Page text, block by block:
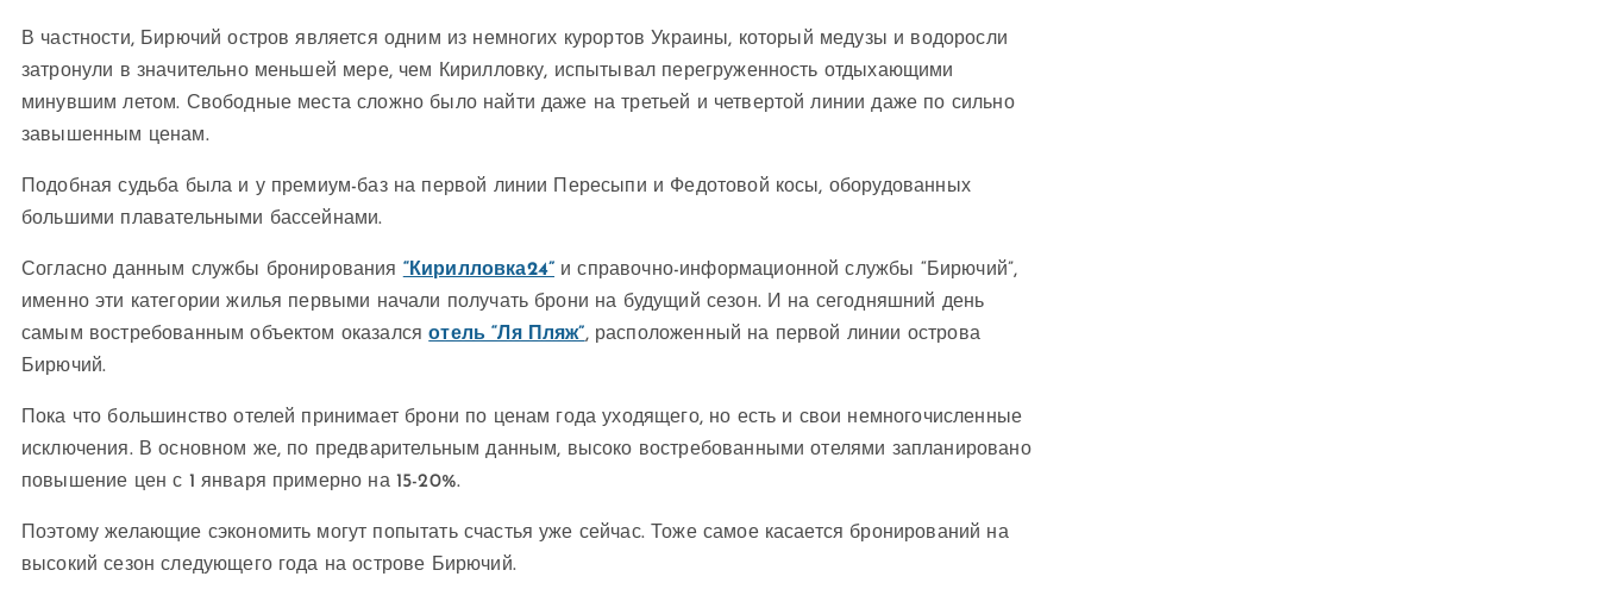
В частности, Бирючий остров является одним из немногих курортов Украины, который медузы и водоросли
затронули в значительно меньшей мере, чем Кирилловку, испытывал перегруженность отдыхающими
минувшим летом. Свободные места сложно было найти даже на третьей и четвертой линии даже по сильно
завышенным ценам.
Подобная судьба была и у премиум-баз на первой линии Пересыпи и Федотовой косы, оборудованных
большими плавательными бассейнами.
Согласно данным службы бронирования “Кирилловка24” и справочно-информационной службы “Бирючий”,
именно эти категории жилья первыми начали получать брони на будущий сезон. И на сегодняшний день
самым востребованным объектом оказалсяотель “Ля Пляж”, расположенный на первой линии острова
Бирючий.
Пока что большинство отелей принимает брони по ценам года уходящего, но есть и свои немногочисленные
исключения. В основном же, по предварительным данным, высоко востребованными отелями запланировано
повышение цен с 1 января примерно на 15-20%.
Поэтому желающие сэкономить могут попытать счастья уже сейчас. Тоже самое касается бронирований на
высокий сезон следующего года на острове Бирючий.